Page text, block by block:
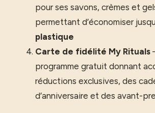
pour ses savons, crèmes et
permettant d’économiser
plastique
Carte de fidélité My Rituals
programme gratuit donnant
réductions exclusives, des
d’anniversaire et des avant-